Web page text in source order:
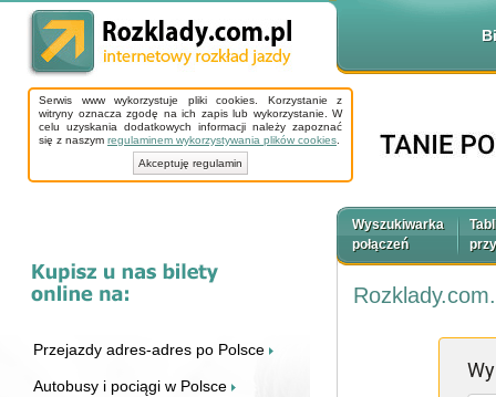
Serwis www wykorzystuje pliki cookies. Korzystanie z
witryny oznacza zgodę na ich zapis lub wykorzystanie. W
celu uzyskania dodatkowych informacji należy zapoznać
się z naszym regulaminem wykorzystywania plików cookies
Akceptuję regulamin
Przejazdy adres-adres po Polsce
Autobusy i pociągi w Polsce
Wyszukiwarka
połączeń